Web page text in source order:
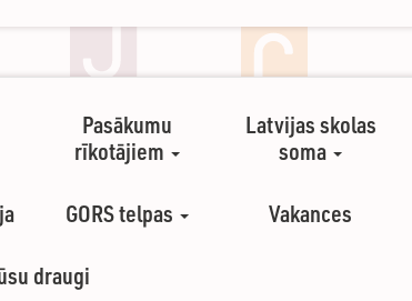
Pasākumu
rīkotājiem
Latvijas skolas
soma
GORS telpas Vakances
draugi